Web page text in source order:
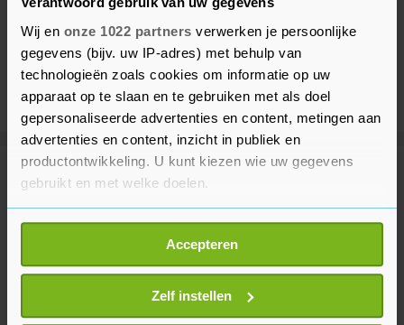
Wij en onze 1022 partners verwerken je persoonlijke
gegevens (bijv. uw IP-adres) met behulp van
technologieën zoals cookies om informatie op uw
apparaat op te slaan en te gebruiken met als doel
gepersonaliseerde advertenties en content, metingen aan
advertenties en content, inzicht in publiek en
productontwikkeling. U kunt kiezen wie uw gegevens
gebruikt en met welke doelen.
Als u het toestaat, willen we ook graag:
Informatie verzamelen over uw geografische
locatie, die tot een paar meter nauwkeurig kan zijn
Uw apparaat identificeren door het actief te
scannen op specifieke eigenschappen (fingerprinting)
Accepteren
Zelf instellen
Meer uit Binnenland
Boeren met tractoren
demonstreren in Maas en Waal